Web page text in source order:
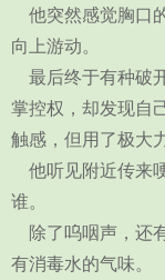
他突然感觉胸口
向上游动。
最后终于有种破
掌控权，却发现自
触感，但用了极大
他听见附近传来
谁。
除了呜咽声，还
有消毒水的气味。